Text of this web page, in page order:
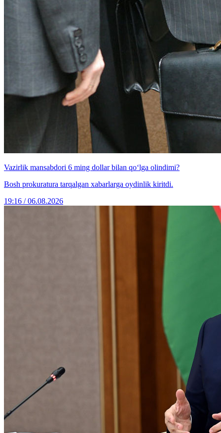
Vazirlik mansabdori 6 ming dollar bilan qo‘lga olindimi?
Bosh prokuratura tarqalgan xabarlarga oydinlik kiritdi.
19:16 / 06.08.2026